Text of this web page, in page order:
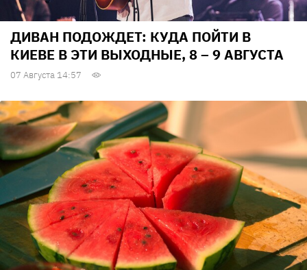
ДИВАН ПОДОЖДЕТ: КУДА ПОЙТИ В
КИЕВЕ В ЭТИ ВЫХОДНЫЕ, 8 – 9 АВГУСТА
07 Августа 14:57